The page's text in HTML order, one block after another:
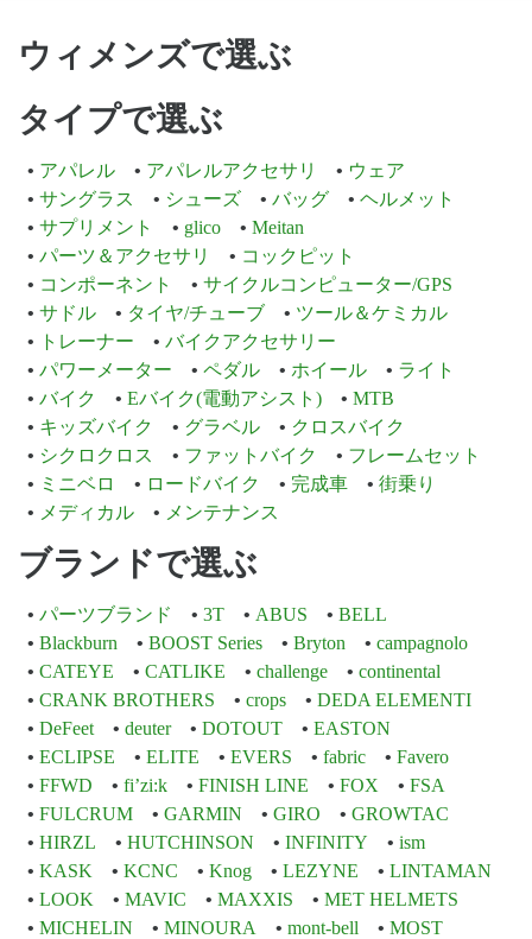
ウィメンズで選ぶ
タイプで選ぶ
アパレル アパレルアクセサリ
ウェア
サングラス
シューズ バッグ
ヘルメット
サプリメント
glico
Meitan
パーツ＆アクセサリ
コックピット
コンポーネント
サイクルコンピューター/GPS
サドル
タイヤ/チューブ
ツール＆ケミカル
トレーナー
バイクアクセサリー
パワーメーター
ペダル ホイール
ライト
バイク
Eバイク(電動アシスト)
MTB
キッズバイク
グラベル
クロスバイク
シクロクロス
ファットバイク
フレームセット
ミニベロ
ロードバイク 完成車
街乗り
メディカル
メンテナンス
ブランドで選ぶ
パーツブランド 3T ABUS
BELL
Blackburn
BOOST Series Bryton
campagnolo
CATEYE
CATLIKE challenge
continental
CRANK BROTHERS
crops
DEDA ELEMENTI
DeFeet
deuter DOTOUT
EASTON
ECLIPSE
ELITE EVERS fabric
Favero
FFWD
fi’zi:k FINISH LINE FOX
FSA
FULCRUM
GARMIN GIRO
GROWTAC
HIRZL
HUTCHINSON INFINITY
ism
KASK
KCNC Knog LEZYNE
LINTAMAN
LOOK
MAVIC MAXXIS
MET HELMETS
MICHELIN
MINOURA mont-bell
MOST